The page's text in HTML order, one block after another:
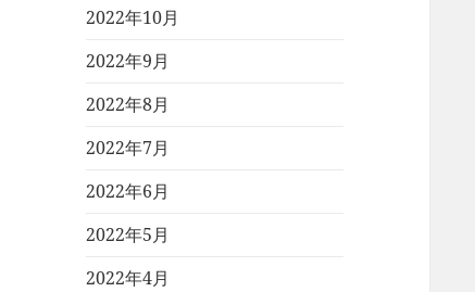
2022年10月
2022年9月
2022年8月
2022年7月
2022年6月
2022年5月
2022年4月